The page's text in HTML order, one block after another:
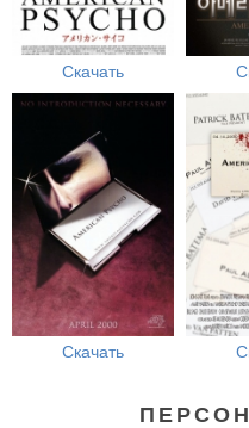
Скачать
Скачать